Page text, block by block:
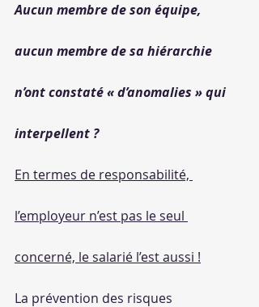
Aucun membre de son équipe,
aucun membre de sa hiérarchie
n’ont constaté « d’anomalies » qui
interpellent ?
En termes de responsabilité,
l’employeur n’est pas le seul
concerné, le salarié l’est aussi !
La prévention des risques